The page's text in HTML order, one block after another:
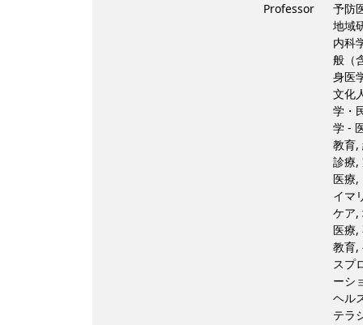
Professor
予防
地域
内科
般（
身医
文化
学・
学 -
教育,
診療,
医療,
イマ
ケア,
医療,
教育,
スプ
ーシ
ヘル
テラ